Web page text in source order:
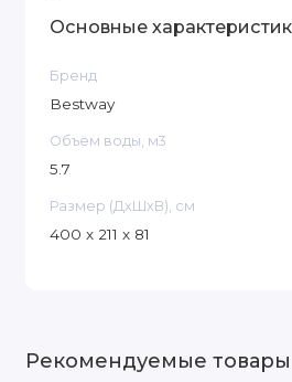
Основные
Бренд
Bestway
Объём воды, м3
5.7
Размер (ДxШxВ), см
400 х 211 х 81
Рекомендуемые товары